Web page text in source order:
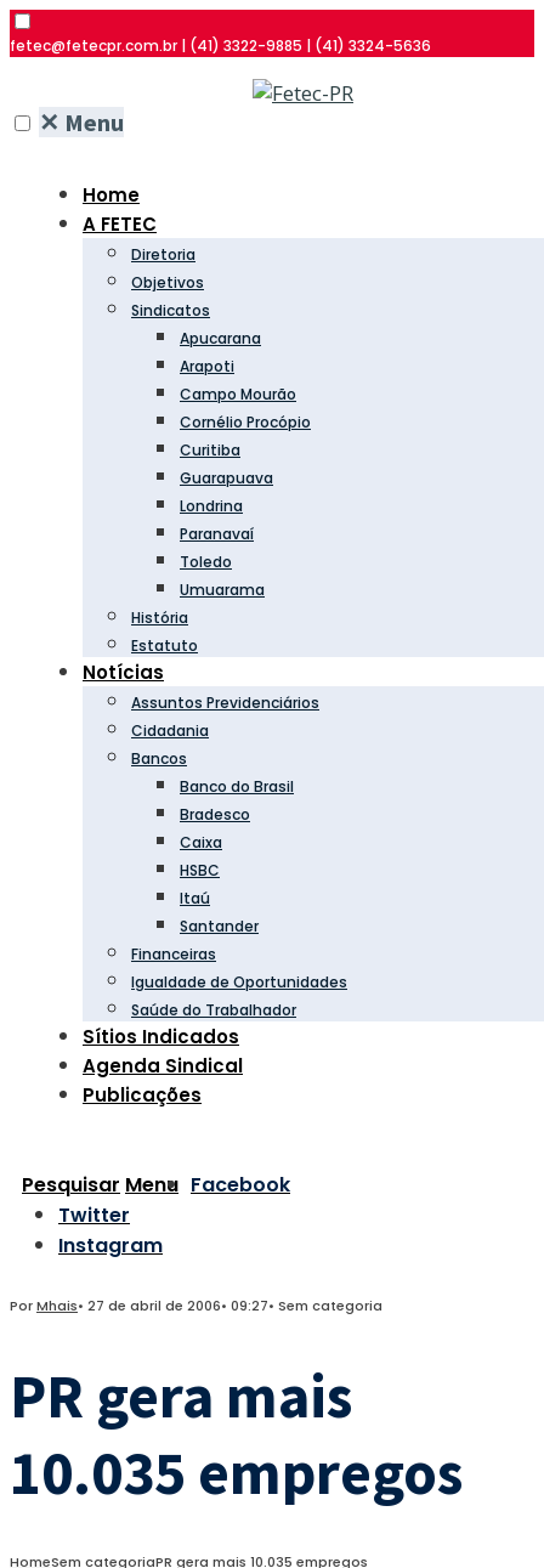
fetec@fetecpr.com.br | (41) 3322-9885 | (41) 3324-5636
✕ Menu
Home
A FETEC
Diretoria
Objetivos
Sindicatos
Apucarana
Arapoti
Campo Mourão
Cornélio Procópio
Curitiba
Guarapuava
Londrina
Paranavaí
Toledo
Umuarama
História
Estatuto
Notícias
Assuntos Previdenciários
Cidadania
Bancos
Banco do Brasil
Bradesco
Caixa
HSBC
Itaú
Santander
Financeiras
Igualdade de Oportunidades
Saúde do Trabalhador
Sítios Indicados
Agenda Sindical
Publicações
Pesquisar Menu Facebook
Twitter
Instagram
PorMhais• 27 de abril de 2006• 09:27• Sem categoria
PR gera mais
10.035 empregos
HomeSem categoriaPR gera mais 10.035 empregos